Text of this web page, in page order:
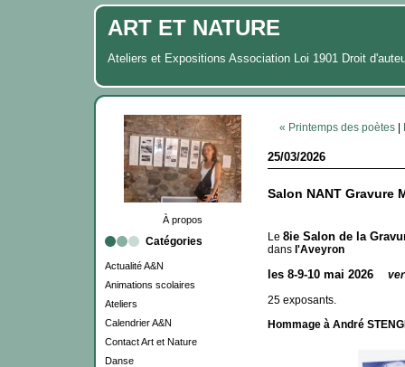
ART ET NATURE
Ateliers et Expositions Association Loi 1901 Droit
À propos
Catégories
Actualité A&N
Animations scolaires
Ateliers
Calendrier A&N
Contact Art et Nature
Danse
« Printemps des poètes|
25/03/2026
Salon NANT Gravure
Le 8ie Salon de la
dansl'Aveyron
les 8-9-10 mai 2026
25 exposants.
Hommage à André